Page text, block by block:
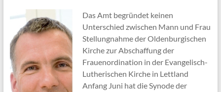
Das Amt begründet keinen
Unterschied zwischen Mann und Frau
Stellungnahme der Oldenburgischen
Kirche zur Abschaffung der
Frauenordination in der Evangelisch-
Lutherischen Kirche in Lettland
Anfang Juni hat die Synode der